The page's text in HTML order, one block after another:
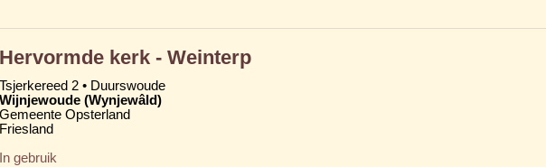
Hervormde kerk - Weinterp
Tsjerkereed 2 • Duurswoude
Wijnjewoude (Wynjewâld)
Gemeente Opsterland
Friesland
In gebruik